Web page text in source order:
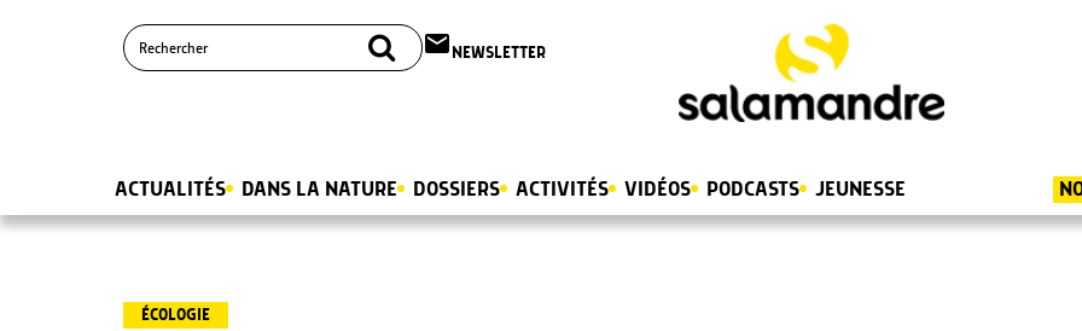
email NEWSLETTER
ACTUALITÉS DANS LA NATURE DOSSIERS ACTIVITÉS VIDÉOS PODCASTS JEUNESSE
ÉCOLOGIE